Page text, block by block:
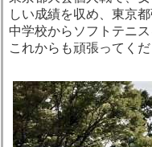
しい成績を収め、東京
中学校からソフトテニ
これからも頑張ってく